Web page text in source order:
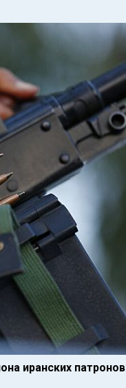
иранских патронов